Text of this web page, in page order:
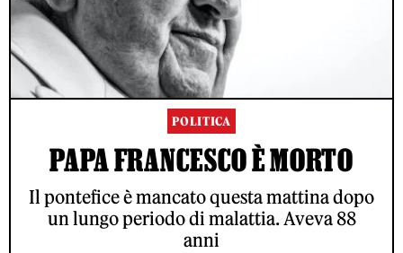
POLITICA
PAPA FRANCESCO È MORTO
Il pontefice è mancato questa mattina dopo
un lungo periodo di malattia. Aveva 88
anni